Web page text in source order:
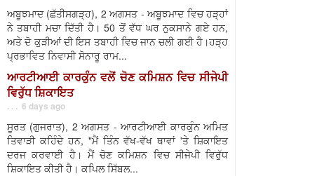
ਅਬੂਝਮਾਦ (ਛੱਤੀਸਗੜ੍ਹ), 2 ਅਗਸਤ - ਅਬੂਝਮਾਦ ਵਿਚ ਹੜ੍ਹਾਂ
ਨੇ ਤਬਾਹੀ ਮਚਾ ਦਿੱਤੀ ਹੈ। 50 ਤੋਂ ਵੱਧ ਘਰ ਨੁਕਸਾਨੇ ਗਏ ਹਨ,
ਅਤੇ ਦੋ ਕੁੜੀਆਂ ਦੀ ਇਸ ਤਬਾਹੀ ਵਿਚ ਜਾਨ ਚਲੀ ਗਈ ਹੈ।ਹੜ੍ਹ
ਪ੍ਰਭਾਵਿਤ ਨਿਵਾਸੀ ਸੋਨਾਰੂ ਰਾਮ...
ਆਰਟੀਆਈ ਕਾਰਕੁੰਨ ਵਲੋਂ ਚੋਣ ਕਮਿਸ਼ਨ ਵਿਚ ਸੀਜੇਪੀ
ਵਿਰੁੱਧ ਸ਼ਿਕਾਇਤ
. . . 6 days ago
ਸੂਰਤ (ਗੁਜਰਾਤ), 2 ਅਗਸਤ - ਆਰਟੀਆਈ ਕਾਰਕੁੰਨ ਅਮਿਤ
ਤਿਵਾੜੀ ਕਹਿੰਦੇ ਹਨ, "ਮੈਂ ਤਿੰਨ ਵੱਖ-ਵੱਖ ਥਾਵਾਂ 'ਤੇ ਸ਼ਿਕਾਇਤ
ਦਰਜ ਕਰਵਾਈ ਹੈ। ਮੈਂ ਚੋਣ ਕਮਿਸ਼ਨ ਵਿਚ ਸੀਜੇਪੀ ਵਿਰੁੱਧ
ਸ਼ਿਕਾਇਤ ਕੀਤੀ ਹੈ। ਕਪਿਲ ਸਿੱਬਲ...